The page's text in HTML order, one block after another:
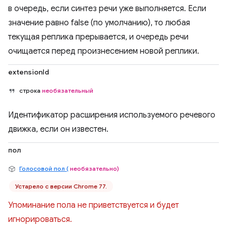
в очередь, если синтез речи уже выполняется. Если
значение равно false (по умолчанию), то любая
текущая реплика прерывается, и очередь речи
очищается перед произнесением новой реплики.
extensionId
строка необязательный
Идентификатор расширения используемого речевого
движка, если он известен.
пол
Голосовой пол ( необязательно)
Устарело с версии Chrome 77.
Упоминание пола не приветствуется и будет
игнорироваться.